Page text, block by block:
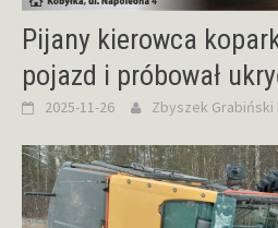
Pijany kierowca
pojazd i próbował
2025-11-26 Zbyszek Grabiński